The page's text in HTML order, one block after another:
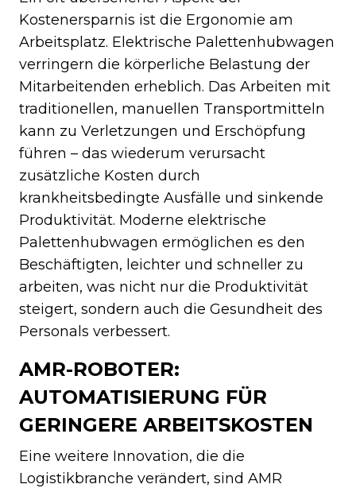
Kostenersparnis ist die Ergonomie am
Arbeitsplatz. Elektrische Palettenhubwagen
verringern die körperliche Belastung der
Mitarbeitenden erheblich. Das Arbeiten mit
traditionellen, manuellen Transportmitteln
kann zu Verletzungen und Erschöpfung
führen – das wiederum verursacht
zusätzliche Kosten durch
krankheitsbedingte Ausfälle und sinkende
Produktivität. Moderne elektrische
Palettenhubwagen ermöglichen es den
Beschäftigten, leichter und schneller zu
arbeiten, was nicht nur die Produktivität
steigert, sondern auch die Gesundheit des
Personals verbessert.
AMR-ROBOTER:
AUTOMATISIERUNG FÜR
GERINGERE ARBEITSKOSTEN
Eine weitere Innovation, die die
Logistikbranche verändert, sind AMR